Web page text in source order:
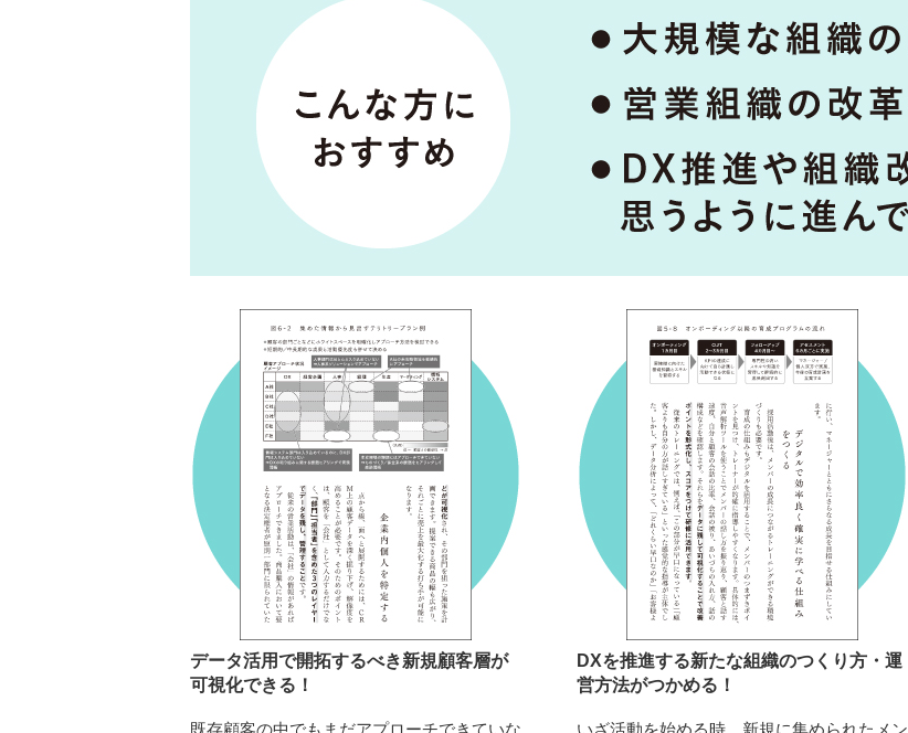
データ活用で開拓するべき新規顧客層が
可視化できる！
既存顧客の中でもまだアプローチできていな
DXを推進する新たな組織のつくり方・運
営方法がつかめる！
いざ活動を始める時、新規に集められたメン